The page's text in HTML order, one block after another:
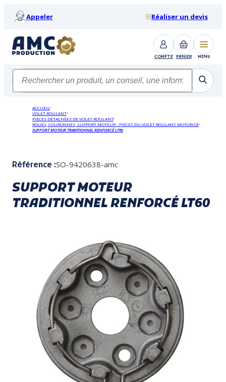
Appeler Réaliser un devis
COMPTE PANIER MENU
ACCUEIL
VOLET ROULANT
PIÈCES DÉTACHÉES DE VOLET ROULANT
ROUES, COURONNES, SUPPORT MOTEUR - PIÈCES DU VOLET ROULANT MOTORISÉ
SUPPORT MOTEUR TRADITIONNEL RENFORCÉ LT60
Référence :SO-9420638-amc
SUPPORT MOTEUR
TRADITIONNEL RENFORCÉ LT60